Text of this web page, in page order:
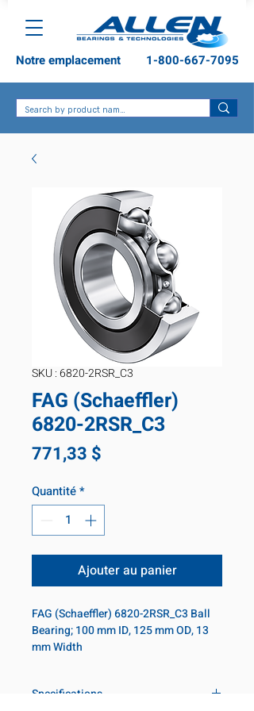
1-800-667-7095
Notre emplacement
SKU : 6820-2RSR_C3
FAG (Schaeffler)
6820-2RSR_C3
771,33 $
Quantité*
Ajouter au panier
FAG (Schaeffler) 6820-2RSR_C3 Ball
Bearing; 100 mm ID, 125 mm OD, 13
mm Width
Specifications